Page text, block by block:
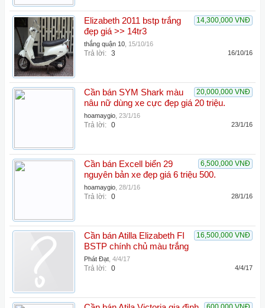
14,300,000 VNĐ
Elizabeth 2011 bstp trắng
đẹp giá >> 14tr3
thắng quận 10 15/10/16
Trả lời: 3 16/10/16
20,000,000 VNĐ
Cần bán SYM Shark màu
nâu nữ dùng xe cực đẹp giá 20 triệu.
hoamaygio 23/1/16
Trả lời: 0 23/1/16
6,500,000 VNĐ
Cần bán Excell biển 29
nguyên bản xe đẹp giá 6 triệu 500.
hoamaygio 28/1/16
Trả lời: 0 28/1/16
16,500,000 VNĐ
Cần bán Atilla Elizabeth FI
BSTP chính chủ màu trắng
Phát Đạt 4/4/17
Trả lời: 0 4/4/17